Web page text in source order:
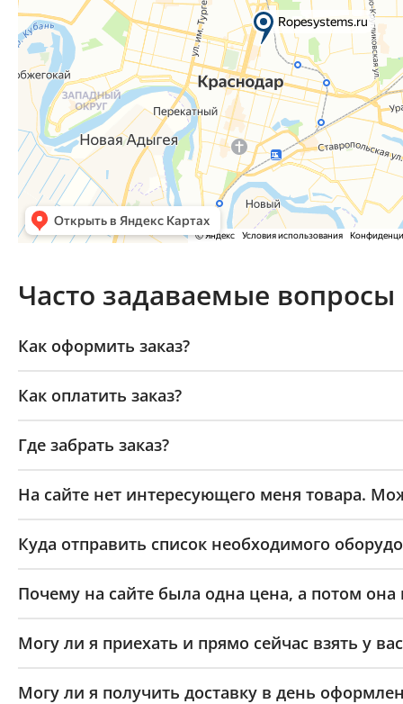
Часто задаваемые вопросы
Как оформить заказ?
Как оплатить заказ?
Где забрать заказ?
На сайте нет интересующего меня товара.
Куда отправить список необходимого
Почему на сайте была одна цена, а потом она
Могу ли я приехать и прямо сейчас взять у
Могу ли я получить доставку в день